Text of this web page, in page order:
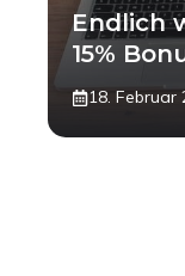
Endlich
15%
18. Februar